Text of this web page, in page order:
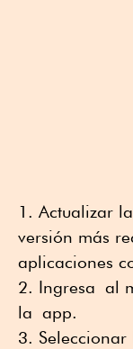
Actualizar
versión más
aplicaciones
Ingresa al
la app.
Seleccionar